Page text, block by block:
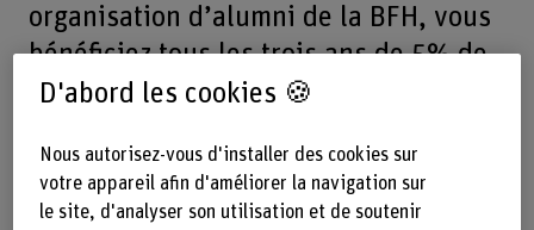
organisation d’alumni de la BFH, vous
bénéficiez tous les trois ans de 5% de
réduction sur une sélection de
Offre
D'abord les cookies 🍪
Nous autorisez-vous d'installer des cookies sur
votre appareil afin d'améliorer la navigation sur
le site, d'analyser son utilisation et de soutenir